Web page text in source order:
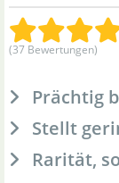
(37 Bewertungen)
Prächtig
Stellt
Rarität,